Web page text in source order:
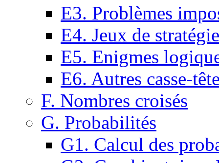
E3. Problèmes
E4. Jeux de stratégie
E5. Enigmes
E6. Autres casse-
F. Nombres croisés
G. Probabilités
G1. Calcul des